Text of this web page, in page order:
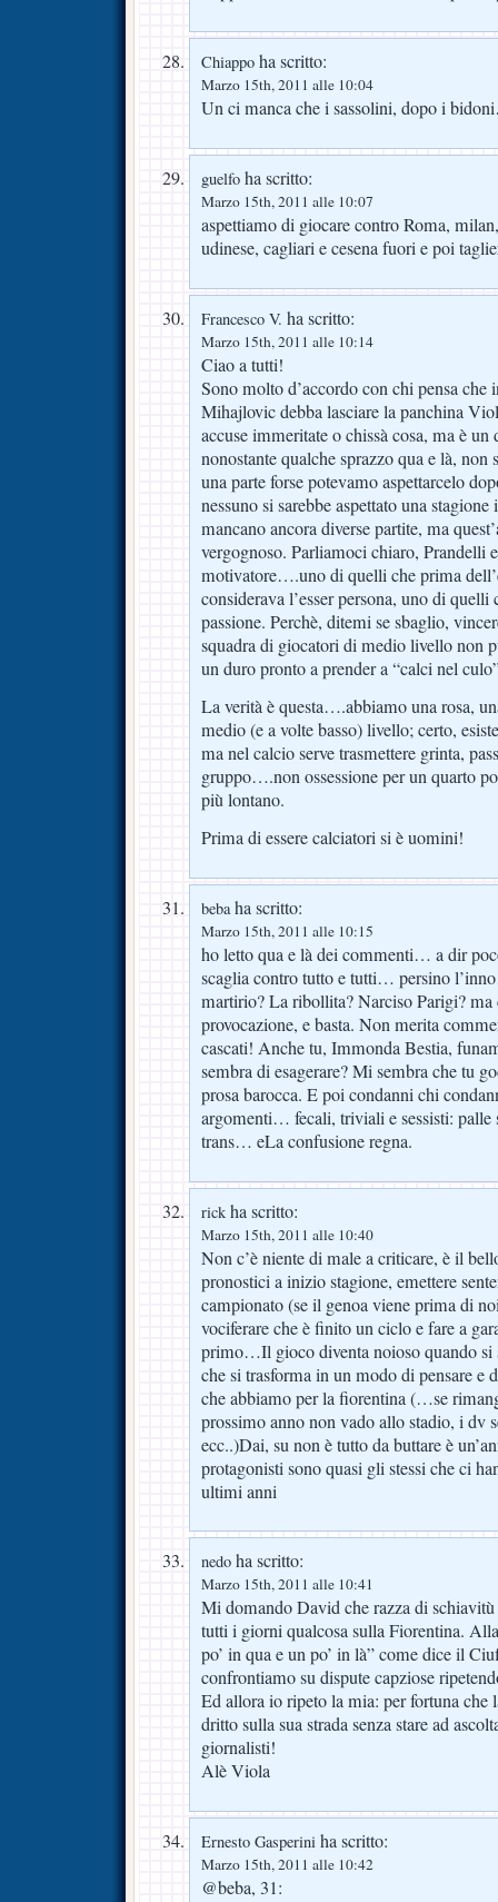
Chiappo ha scritto:
Marzo 15th, 2011 alle 10:04
Un ci manca che i sassolini, dopo i
guelfo ha scritto:
Marzo 15th, 2011 alle 10:07
aspettiamo di giocare contro Roma,
udinese, cagliari e cesena fuori e poi
Francesco V. ha scritto:
Marzo 15th, 2011 alle 10:14
Ciao a tutti!
Sono molto d’accordo con chi pensa che
Mihajlovic debba lasciare la panchina
accuse immeritate o chissà cosa, ma è un
nonostante qualche sprazzo qua e là, non
una parte forse potevamo aspettarcelo
nessuno si sarebbe aspettato una
mancano ancora diverse partite, ma
vergognoso. Parliamoci chiaro, Prandelli
motivatore….uno di quelli che prima
considerava l’esser persona, uno di
passione. Perchè, ditemi se sbaglio,
squadra di giocatori di medio livello non
un duro pronto a prender a “calci nel
La verità è questa….abbiamo una rosa,
medio (e a volte basso) livello; certo,
ma nel calcio serve trasmettere grinta,
gruppo….non ossessione per un quarto
più lontano.
Prima di essere calciatori si è uomini!
bebaha scritto:
Marzo 15th, 2011 alle 10:15
ho letto qua e là dei commenti… a dir
scaglia contro tutto e tutti… persino
martirio? La ribollita? Narciso Parigi? ma
provocazione, e basta. Non merita
cascati! Anche tu, Immonda Bestia,
sembra di esagerare? Mi sembra che tu
prosa barocca. E poi condanni chi
argomenti… fecali, triviali e sessisti: palle
trans… eLa confusione regna.
rick ha scritto:
Marzo 15th, 2011 alle 10:40
Non c’è niente di male a criticare, è il
pronostici a inizio stagione, emettere
campionato (se il genoa viene prima di
vociferare che è finito un ciclo e fare a
primo…Il gioco diventa noioso quando si
che si trasforma in un modo di pensare e
che abbiamo per la fiorentina (…se
prossimo anno non vado allo stadio, i dv
ecc..)Dai, su non è tutto da buttare è
protagonisti sono quasi gli stessi che ci
ultimi anni
nedo ha scritto:
Marzo 15th, 2011 alle 10:41
Mi domando David che razza di schiavitù
tutti i giorni qualcosa sulla Fiorentina.
po’ in qua e un po’ in là” come dice il
confrontiamo su dispute capziose
Ed allora io ripeto la mia: per fortuna che
dritto sulla sua strada senza stare ad
giornalisti!
Alè Viola
Ernesto Gasperini ha scritto:
Marzo 15th, 2011 alle 10:42
@beba, 31: